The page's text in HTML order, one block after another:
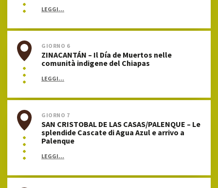
LEGGI...
GIORNO 6
ZINACANTÁN – Il Día de Muertos nelle
comunità indigene del Chiapas
LEGGI...
GIORNO 7
SAN CRISTOBAL DE LAS CASAS/PALENQUE – Le
splendide Cascate di Agua Azul e arrivo a
Palenque
LEGGI...